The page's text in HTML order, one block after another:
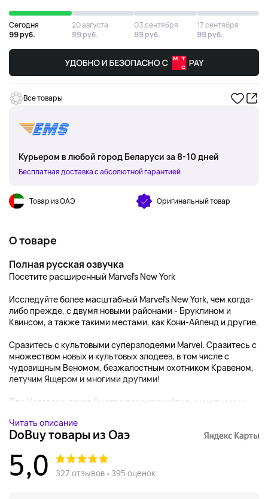
Сегодня
99 руб.
20 августа
99 руб.
03 сентября
99 руб.
17 сентября
99 руб.
Все товары
Курьером в любой город Беларуси за 8-10 дней
Бесплатная доставка с абсолютной гарантией
Товар из ОАЭ Оригинальный товар
О товаре
Полная русская озвучка
Посетите расширенный Marvel's New York
Исследуйте более масштабный Marvel's New York, чем когда-
либо прежде, с двумя новыми районами - Бруклином и
Квинсом, а также такими местами, как Кони-Айленд и другие.
Сразитесь с культовыми суперзлодеями Marvel. Сразитесь с
множеством новых и культовых злодеев, в том числе с
чудовищным Веномом, безжалостным охотником Кравеном,
летучим Ящером и многими другими!
Два Человека-паука Быстро переключайтесь между ними,...
Читать описание